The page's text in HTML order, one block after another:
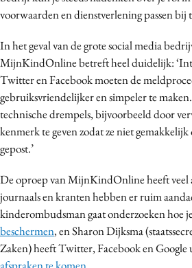
voorwaarden en dienstverlening passen bij
In het geval van de grote social media
MijnKindOnline betreft heel duidelijk:
Twitter en Facebook moeten de
gebruiksvriendelijker en simpeler te
technische drempels, bijvoorbeeld door
kenmerk te geven zodat ze niet
gepost.’
De oproep van MijnKindOnline heeft veel
journaals en kranten hebben er ruim
kinderombudsman gaat onderzoeken hoe
beschermen, en Sharon Dijksma
Zaken) heeft Twitter, Facebook en Google